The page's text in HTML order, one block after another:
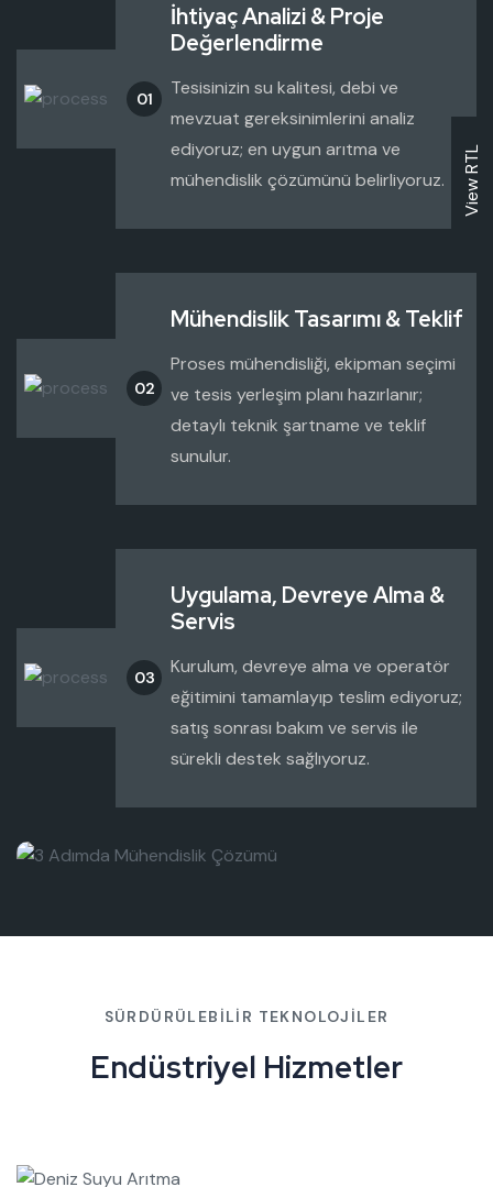
01
İhtiyaç Analizi & Proje
Değerlendirme
Tesisinizin su kalitesi, debi ve
mevzuat gereksinimlerini analiz
ediyoruz; en uygun arıtma ve
mühendislik çözümünü belirliyoruz.
02
Mühendislik Tasarımı & Teklif
Proses mühendisliği, ekipman seçimi
ve tesis yerleşim planı hazırlanır;
detaylı teknik şartname ve teklif
sunulur.
03
Uygulama, Devreye Alma &
Servis
Kurulum, devreye alma ve operatör
eğitimini tamamlayıp teslim ediyoruz;
satış sonrası bakım ve servis ile
sürekli destek sağlıyoruz.
SÜRDÜRÜLEBILIR TEKNOLOJILER
Endüstriyel Hizmetler
View RTL